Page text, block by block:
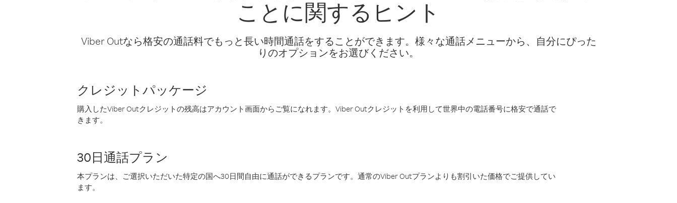
ことに関するヒント
Viber Outなら格安の通話料でもっと長い時間通話をすることができます。様々な通話メニューから、自分にぴった
りのオプションをお選びください。
クレジットパッケージ
購入したViber Outクレジットの残高はアカウント画面からご覧になれます。Viber Outクレジットを利用して世界中の電話番号に格安で通話で
きます。
30日通話プラン
本プランは、ご選択いただいた特定の国へ30日間自由に通話ができるプランです。通常のViber Outプランよりも割引いた価格でご提供してい
ます。